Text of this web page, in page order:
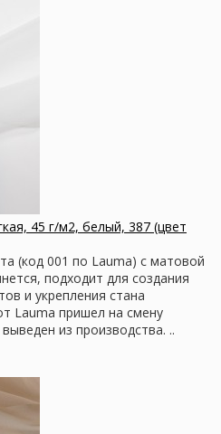
45 г/м2, белый, 387 (цвет
(код 001 по Lauma) с матовой
подходит для создания
и укрепления стана
Lauma пришел на смену
из производства. ..